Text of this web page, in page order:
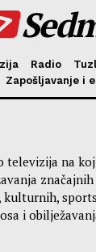
Radio
Zapošljavanje i
televizija na
kulturnih,
i